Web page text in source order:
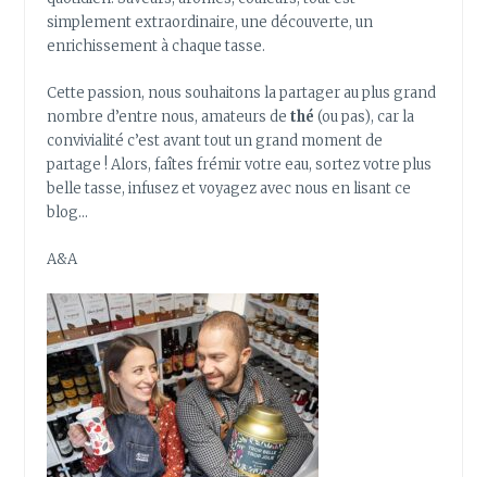
simplement extraordinaire, une découverte, un
enrichissement à chaque tasse.
Cette passion, nous souhaitons la partager au plus grand
nombre d’entre nous, amateurs de thé (ou pas), car la
convivialité c’est avant tout un grand moment de
partage ! Alors, faîtes frémir votre eau, sortez votre plus
belle tasse, infusez et voyagez avec nous en lisant ce
blog…
A&A